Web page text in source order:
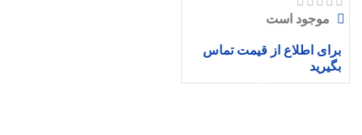
موجود است
برای اطلاع از قیمت تماس
بگیرید